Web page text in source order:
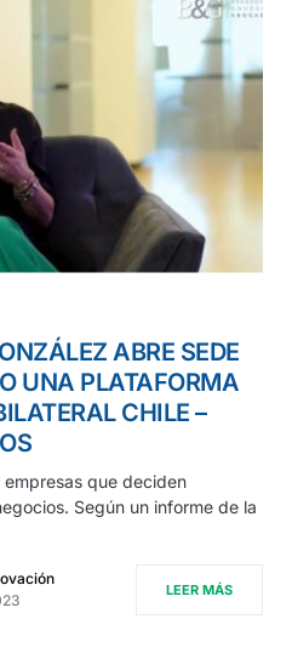
ABRE SEDE
UNA PLATAFORMA
CHILE –
que deciden
Según un informe de la
LEER MÁS